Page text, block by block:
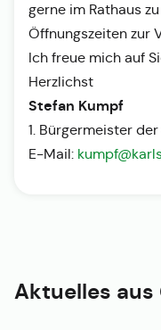
gerne im Rathaus
Öffnungszeiten zur
Ich freue mich auf
Herzlichst
Stefan Kumpf
1. Bürgermeister
E-Mail:
Aktuelles aus